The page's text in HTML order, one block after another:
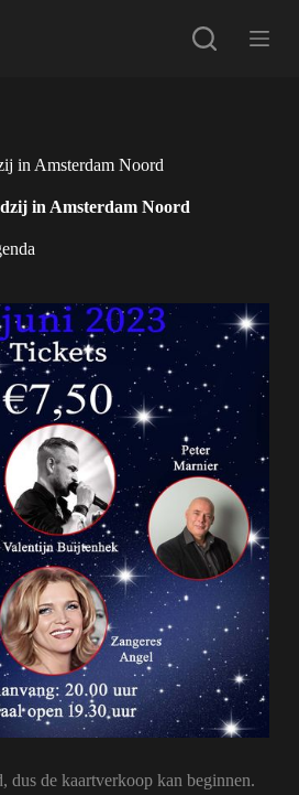
in Amsterdam Noord
in Amsterdam Noord
dus de kaartverkoop kan beginnen.